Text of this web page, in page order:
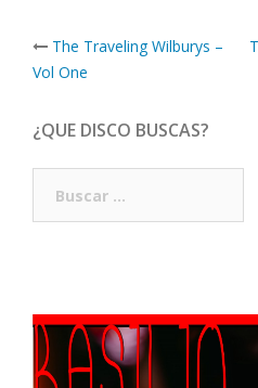
Post
navigation
The Traveling Wilburys –
Vol One
¿QUE DISCO BUSCAS?